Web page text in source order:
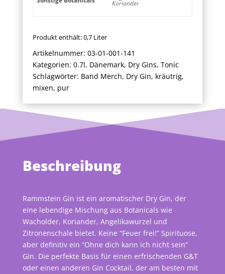
Koriander
Produkt enthält: 0,7 Liter
Artikelnummer: 03-01-001-141
Kategorien: 0.7l, Dänemark, Dry Gins, Tonic
Schlagwörter: Band Merch, Dry Gin, kräutrig,
mixen, pur
Beschreibung
Rammstein Gin ist ein aromatischer Dry Gin, der
eine lebendige Mischung aus Botanicals wie
Wacholder, Koriander, Angelikawurzel und
Zitronenschale bietet. Keine “Feuer frei!” Spirituose,
aber definitiv ein “Ohne dich kann ich nicht sein”
Gin. Die perfekte Basis für einen erfrischenden G&T
oder einen anderen Gin Cocktail, der am besten mit